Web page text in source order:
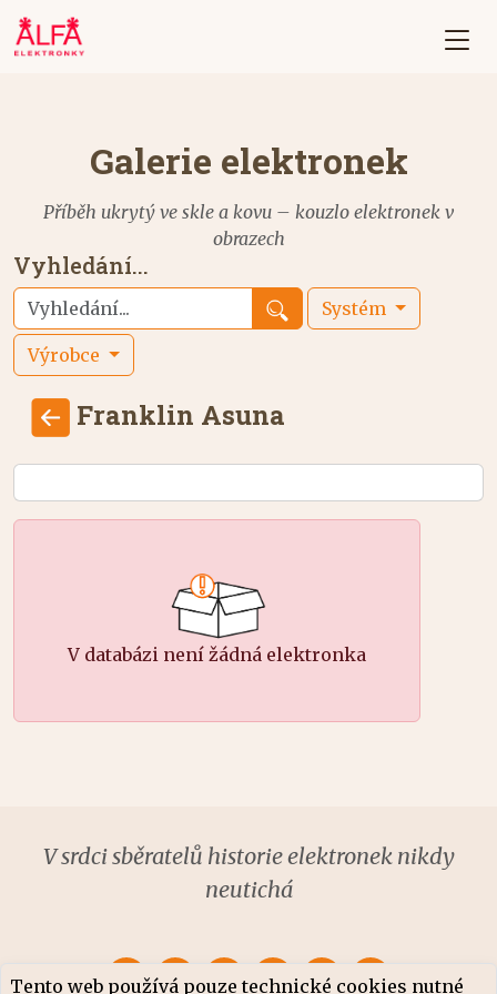
Galerie elektronek
Příběh ukrytý ve skle a kovu – kouzlo elektronek v
obrazech
Vyhledání...
Systém
Výrobce
Franklin Asuna
V databázi není žádná elektronka
V srdci sběratelů historie elektronek nikdy
neutichá
Tento web používá pouze technické cookies nutné